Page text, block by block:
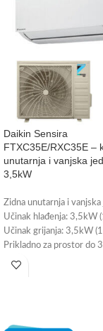
Daikin Sensira
FTXC35E/RXC35E –
unutarnja i vanjska
3,5kW
Zidna unutarnja i vanjska
Učinak hlađenja: 3,5kW
Učinak grijanja: 3,5kW
Prikladno za prostor do
Energetska klasa: A++